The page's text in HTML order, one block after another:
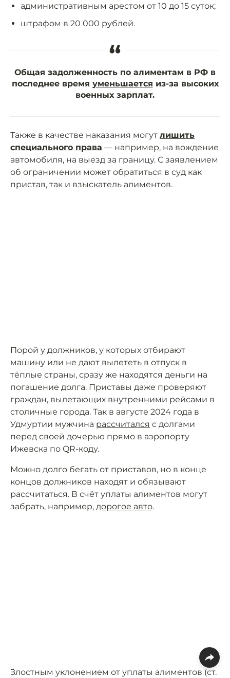
административным арестом от 10 до 15 суток;
штрафом в 20 000 рублей.
“
Общая задолженность по алиментам в РФ в
последнее время уменьшается из-за высоких
военных зарплат.
Также в качестве наказания могут лишить
специального права — например, на вождение
автомобиля, на выезд за границу. С заявлением
об ограничении может обратиться в суд как
пристав, так и взыскатель алиментов.
Порой у должников, у которых отбирают
машину или не дают вылететь в отпуск в
тёплые страны, сразу же находятся деньги на
погашение долга. Приставы даже проверяют
граждан, вылетающих внутренними рейсами в
столичные города. Так в августе 2024 года в
Удмуртии мужчина рассчитался с долгами
перед своей дочерью прямо в аэропорту
Ижевска по QR-коду.
Можно долго бегать от приставов, но в конце
концов должников находят и обязывают
рассчитаться. В счёт уплаты алиментов могут
забрать, например, дорогое авто.
Злостным уклонением от уплаты алиментов (ст.